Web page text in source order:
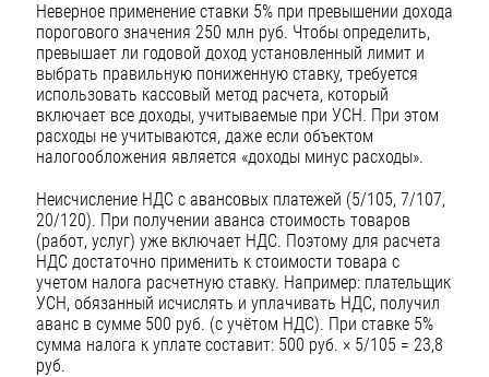
Неверное применение ставки 5% при превышении дохода
порогового значения 250 млн руб. Чтобы определить,
превышает ли годовой доход установленный лимит и
выбрать правильную пониженную ставку, требуется
использовать кассовый метод расчета, который
включает все доходы, учитываемые при УСН. При этом
расходы не учитываются, даже если объектом
налогообложения является «доходы минус расходы».
Неисчисление НДС с авансовых платежей (5/105, 7/107,
20/120). При получении аванса стоимость товаров
(работ, услуг) уже включает НДС. Поэтому для расчета
НДС достаточно применить к стоимости товара с
учетом налога расчетную ставку. Например: плательщик
УСН, обязанный исчислять и уплачивать НДС, получил
аванс в сумме 500 руб. (с учётом НДС). При ставке 5%
сумма налога к уплате составит: 500 руб. × 5/105 = 23,8
руб.